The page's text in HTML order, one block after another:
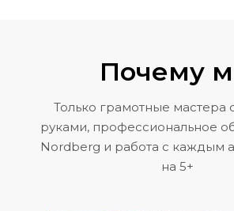
Почему
Только грамотные мастера
руками, профессиональное
Nordberg и работа с каждым
на 5+